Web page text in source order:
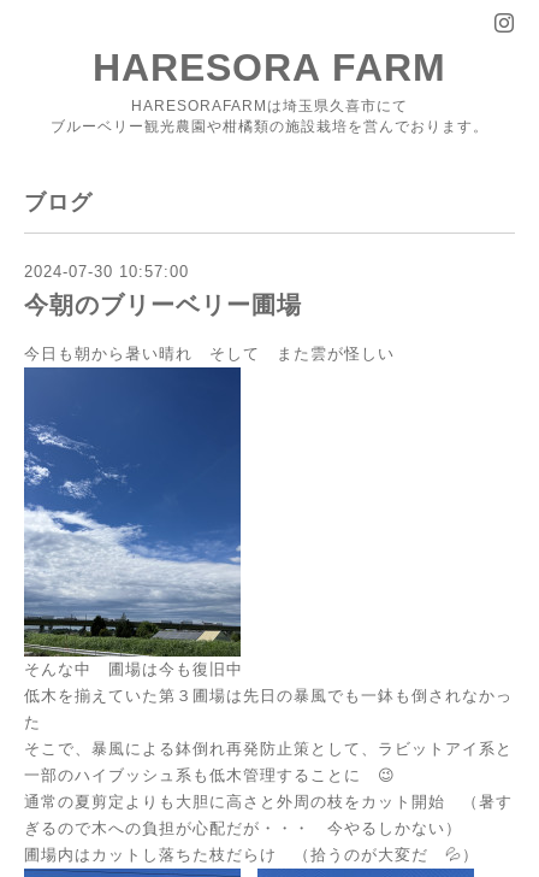
HARESORA FARM
HARESORAFARMは埼玉県久喜市にて
ブルーベリー観光農園や柑橘類の施設栽培を営んでおります。
ブログ
2024-07-30 10:57:00
今朝のブリーベリー圃場
今日も朝から暑い晴れ そして また雲が怪しい
そんな中 圃場は今も復旧中
低木を揃えていた第３圃場は先日の暴風でも一鉢も倒されなかっ
た
そこで、暴風による鉢倒れ再発防止策として、ラビットアイ系と
一部のハイブッシュ系も低木管理することに 😉
通常の夏剪定よりも大胆に高さと外周の枝をカット開始 （暑す
ぎるので木への負担が心配だが・・・ 今やるしかない）
圃場内はカットし落ちた枝だらけ （拾うのが大変だ 💦）